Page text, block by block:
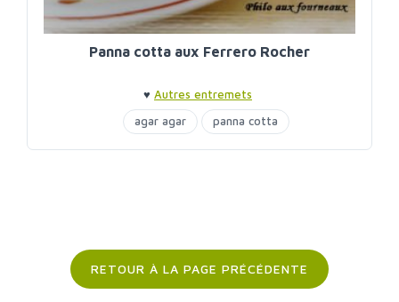
Panna cotta aux Ferrero Rocher
♥ Autres entremets
agar agar
panna cotta
RETOUR À LA PAGE PRÉCÉDENTE